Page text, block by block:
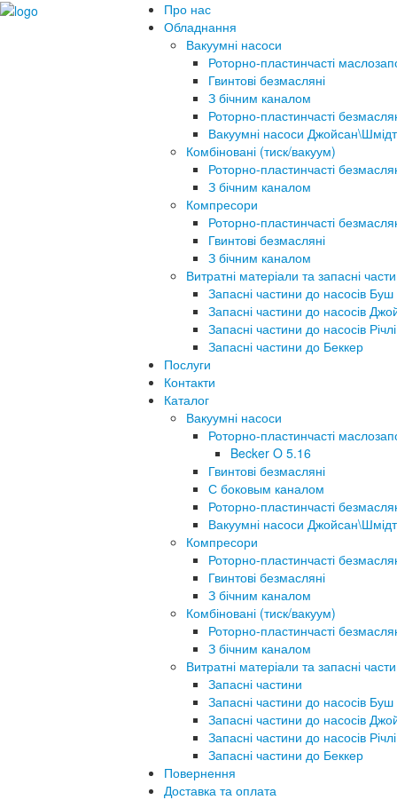
Про нас
Обладнання
Вакуумні насоси
Роторно-пластинчасті
Гвинтові безмасляні
З бічним каналом
Роторно-пластинчасті
Вакуумні насоси Джойсан\Шмідт
Комбіновані (тиск/вакуум)
Роторно-пластинчасті
З бічним каналом
Компресори
Роторно-пластинчасті
Гвинтові безмасляні
З бічним каналом
Витратні матеріали та запасні
Запасні частини до насосів Буш
Запасні частини до насосів
Запасні частини до насосів Річлі
Запасні частини до Беккер
Послуги
Контакти
Каталог
Вакуумні насоси
Роторно-пластинчасті
Becker O 5.16
Гвинтові безмасляні
С боковым каналом
Роторно-пластинчасті
Вакуумні насоси Джойсан\Шмідт
Компресори
Роторно-пластинчасті
Гвинтові безмасляні
З бічним каналом
Комбіновані (тиск/вакуум)
Роторно-пластинчасті
З бічним каналом
Витратні матеріали та запасні
Запасні частини
Запасні частини до насосів Буш
Запасні частини до насосів
Запасні частини до насосів Річлі
Запасні частини до Беккер
Повернення
Доставка та оплата